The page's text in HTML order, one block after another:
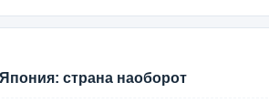
страна наоборот